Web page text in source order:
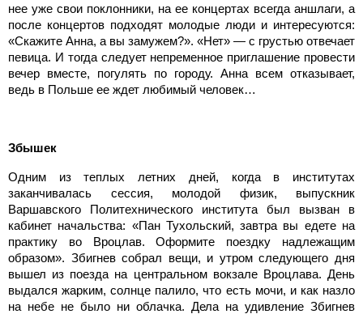
нее уже свои поклонники, на ее концертах всегда аншлаги, а
после концертов подходят молодые люди и интересуются:
«Скажите Анна, а вы замужем?». «Нет» — с грустью отвечает
певица. И тогда следует непременное приглашение провести
вечер вместе, погулять по городу. Анна всем отказывает,
ведь в Польше ее ждет любимый человек…
Збышек
Одним из теплых летних дней, когда в институтах
заканчивалась сессия, молодой физик, выпускник
Варшавского Политехнического института был вызван в
кабинет начальства: «Пан Тухольский, завтра вы едете на
практику во Вроцлав. Оформите поездку надлежащим
образом». Збигнев собрал вещи, и утром следующего дня
вышел из поезда на центральном вокзале Вроцлава. День
выдался жарким, солнце палило, что есть мочи, и как назло
на небе не было ни облачка. Дела на удивление Збигнев